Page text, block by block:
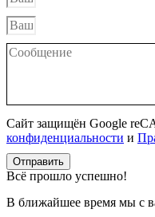
Сайт защищён Google
конфиденциальности и
Отправить
Всё прошло успешно!
В ближайшее время мы с